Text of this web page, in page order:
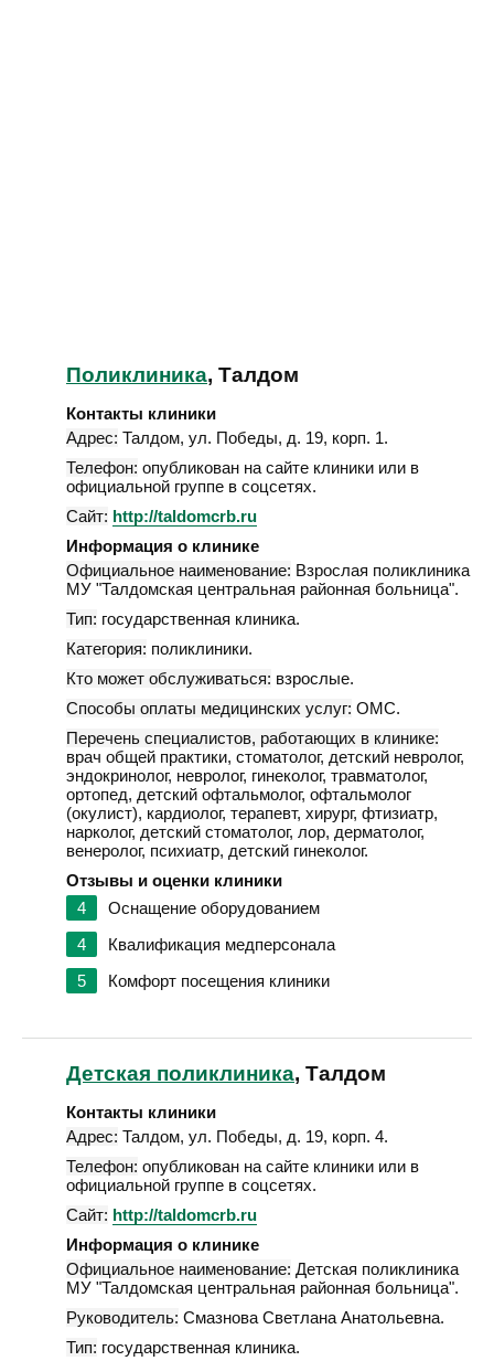
Поликлиника, Талдом
Контакты клиники
Адрес: Талдом, ул. Победы, д. 19, корп. 1.
Телефон: опубликован на сайте клиники или в
официальной группе в соцсетях.
Сайт: http://taldomcrb.ru
Информация о клинике
Официальное наименование: Взрослая поликлиника
МУ "Талдомская центральная районная больница".
Тип: государственная клиника.
Категория: поликлиники.
Кто может обслуживаться: взрослые.
Способы оплаты медицинских услуг: ОМС.
Перечень специалистов, работающих в клинике:
врач общей практики, стоматолог, детский невролог,
эндокринолог, невролог, гинеколог, травматолог,
ортопед, детский офтальмолог, офтальмолог
(окулист), кардиолог, терапевт, хирург, фтизиатр,
нарколог, детский стоматолог, лор, дерматолог,
венеролог, психиатр, детский гинеколог.
Отзывы и оценки клиники
4
Оснащение оборудованием
4
Квалификация медперсонала
5
Комфорт посещения клиники
Детская поликлиника, Талдом
Контакты клиники
Адрес: Талдом, ул. Победы, д. 19, корп. 4.
Телефон: опубликован на сайте клиники или в
официальной группе в соцсетях.
Сайт: http://taldomcrb.ru
Информация о клинике
Официальное наименование: Детская поликлиника
МУ "Талдомская центральная районная больница".
Руководитель: Смазнова Светлана Анатольевна.
Тип: государственная клиника.